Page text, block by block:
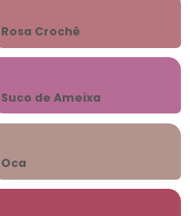
Rosa Crochê
Suco de Ameixa
Oca